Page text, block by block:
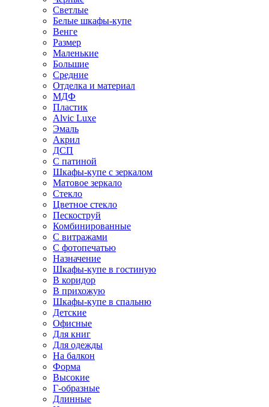
Светлые
Белые шкафы-купе
Венге
Размер
Маленькие
Большие
Средние
Отделка и материал
МДФ
Пластик
Alvic Luxe
Эмаль
Акрил
ДСП
С патиной
Шкафы-купе с зеркалом
Матовое зеркало
Стекло
Цветное стекло
Пескоструй
Комбинированные
С витражами
С фотопечатью
Назначение
Шкафы-купе в гостиную
В коридор
В прихожую
Шкафы-купе в спальню
Детские
Офисные
Для книг
Для одежды
На балкон
Форма
Высокие
Г-образные
Длинные